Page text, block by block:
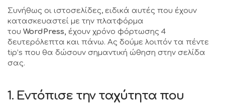
Συνήθως οι ιστοσελίδες, ειδικά αυτές που έχουν
κατασκευαστεί με την πλατφόρμα
του WordPress, έχουν χρόνο φόρτωσης 4
δευτερόλεπτα και πάνω. Ας δούμε λοιπόν τα πέντε
tip’s που θα δώσουν σημαντική ώθηση στην σελίδα
σας.
1. Εντόπισε την ταχύτητα που